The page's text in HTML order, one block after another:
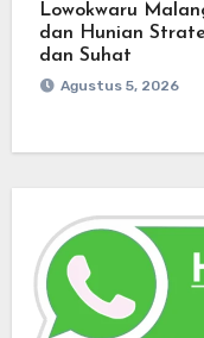
Lowokwaru
dan Hunian
dan Suhat
Agustus 5, 2026